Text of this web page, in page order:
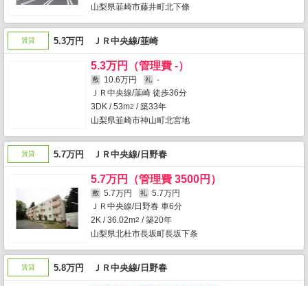
山梨県韮崎市藤井町北下條
賃貸 5.3万円 ＪＲ中央線/韮崎
5.3万円（管理費 -）
敷 10.6万円 礼
-
ＪＲ中央線/韮崎 徒歩36分
3DK / 53m2 / 築33年
山梨県韮崎市神山町北宮地
賃貸 5.7万円 ＪＲ中央線/日野春
5.7万円（管理費 3500円）
敷 5.7万円 礼
5.7万円
ＪＲ中央線/日野春 車6分
2K / 36.02m2 / 築20年
山梨県北杜市長坂町長坂下条
賃貸 5.8万円 ＪＲ中央線/日野春